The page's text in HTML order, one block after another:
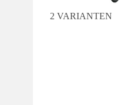
2 VARIANTEN